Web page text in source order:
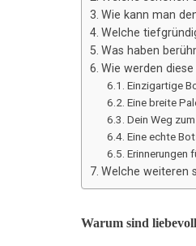
Wie kann man
Welche
Was haben
Wie werden
Einzigartige
Eine breite
Dein Weg
Eine echte
Erinnerungen
Welche weiteren
Warum sind